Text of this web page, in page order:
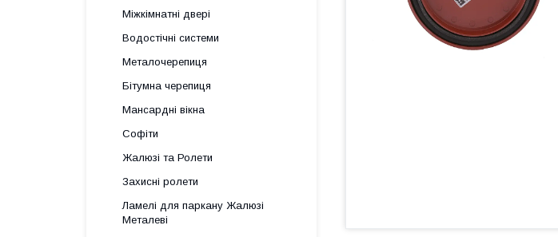
Міжкімнатні двері
Водостічні системи
Металочерепиця
Бітумна черепиця
Мансардні вікна
Софіти
Жалюзі та Ролети
Захисні ролети
Ламелі для паркану Жалюзі
Металеві